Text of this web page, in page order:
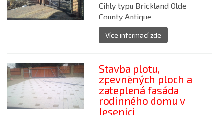
Cihly typu Brickland Olde
County Antique
Více informací zde
Stavba plotu,
zpevněných ploch a
zateplená fasáda
rodinného domu v
Jesenici